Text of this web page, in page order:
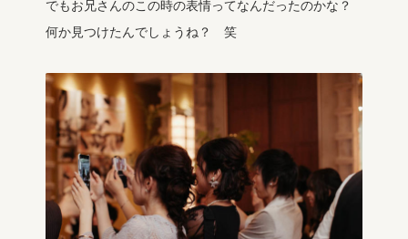
でもお兄さんのこの時の表情ってなんだったのかな？
何か見つけたんでしょうね？ 笑